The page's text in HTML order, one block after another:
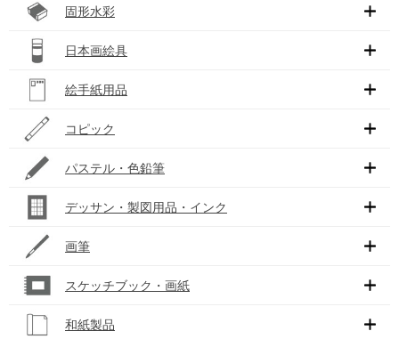
固形水彩
日本画絵具
絵手紙用品
コピック
パステル・色鉛筆
デッサン・製図用品・インク
画筆
スケッチブック・画紙
和紙製品